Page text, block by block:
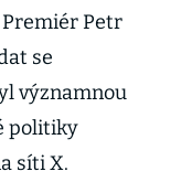
Petr
se
významnou
politiky
síti X.